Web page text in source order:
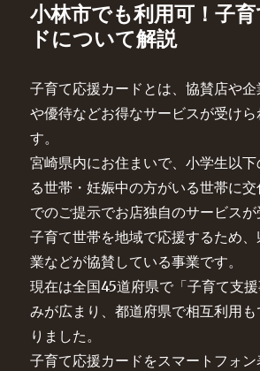
小林市でも利用可！子
ドについて解説
子育て応援カードとは、協賛店や企
や優待などお得なサービスが受け
す。
宮崎県内にお住まいで、小学生以
る世帯・妊娠中の方がいる世帯に
でのご提示でお店独自のサービスが
子育て世帯を地域で応援するため
業などが協賛している事業です。
現在は全国45道府県で「子育て支
みが広まり、都道府県で相互利用
りました。
子育て応援カードをスマートフォ